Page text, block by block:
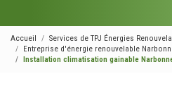
Accueil
Services de TPJ Énergies
Entreprise d'énergie renouvelable
Installation climatisation gainable